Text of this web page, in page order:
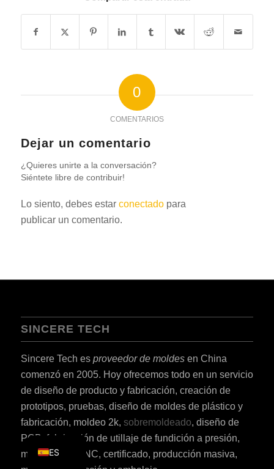
0
COMENTARIOS
Dejar un comentario
¿Quieres unirte a la conversación?
Siéntete libre de contribuir!
Lo siento, debes estar conectadopara
publicar un comentario.
SINCERE TECH
Sincere Tech es proveedor de moldesen China
comenzó en 2005. Hoy ofrecemos todo en un servicio
de diseño de producto y fabricación, creación de
prototipos, pruebas, diseño de moldes de plástico y
fabricación, moldeo 2k, sobremoldeado, diseño de
PCB, fabricación de utillaje de fundición a presión,
mecanizado CNC, certificado, producción masiva,
ES
EN
IT
FR
DE
NL
PT
DA
FI
RO
ES_MX